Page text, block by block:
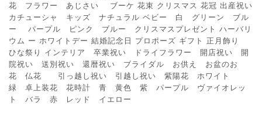
花 フラワー あじさい ブーケ 花束 クリスマス 花冠 出産祝い
カチューシャ キッズ ナチュラル ベビー 白 グリーン ブル
ー パープル ピンク ブルー クリスマスプレゼント ハーバリ
ウム ー ホワイトデー 結婚記念日 プロポーズ ギフト 正月飾り
ひな祭り インテリア 卒業祝い ドライフラワー 開店祝い 開
院祝い 送別祝い 還暦祝い ブライダル お供え お盆のお
花 仏花 引っ越し祝い 引越し祝い 紫陽花 ホワイト
緑 卓上装花 花時計 青 黄色 紫 パープル ヴァイオレッ
ト バラ 赤 レッド イエロー